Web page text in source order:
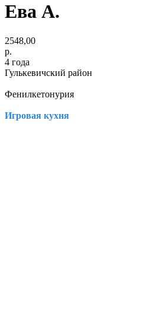
Ева А.
2548,00
р.
4 года
Гулькевичский район
Фенилкетонурия
Игровая кухня